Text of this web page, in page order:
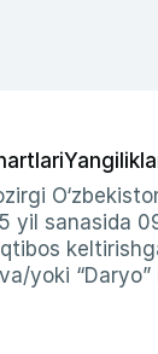
yil sanasida
yoki